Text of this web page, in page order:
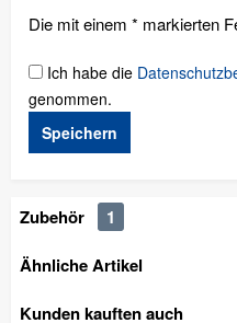
Die mit einem * markierten
Ich habe die
genommen.
Speichern
Zubehör
1
Ähnliche Artikel
Kunden kauften auch